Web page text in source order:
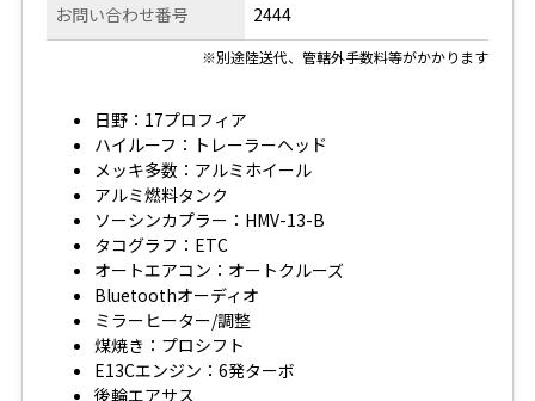
お問い合わせ番号 2444
※別途陸送代、管轄外手数料等がかかります
日野：17プロフィア
ハイルーフ：トレーラーヘッド
メッキ多数：アルミホイール
アルミ燃料タンク
ソーシンカプラー：HMV-13-B
タコグラフ：ETC
オートエアコン：オートクルーズ
Bluetoothオーディオ
ミラーヒーター/調整
煤焼き：プロシフト
E13Cエンジン：6発ターボ
後輪エアサス